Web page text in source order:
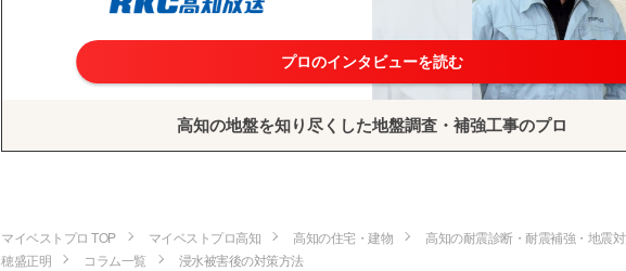
プロのインタビューを読む
高知の地盤を知り尽くした地盤調査・補強工事のプロ
マイベストプロ TOP マイベストプロ高知 高知の住宅・建物
高知の耐震診断・耐震補強・地震
穂盛正明
コラム一覧 浸水被害後の対策方法